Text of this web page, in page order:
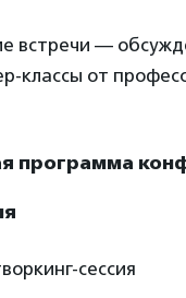
встречи —
классы от
программа
сессия